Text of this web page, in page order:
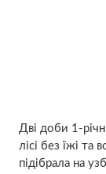
Дві доби 1-
лісі без їжі та
підібрала на